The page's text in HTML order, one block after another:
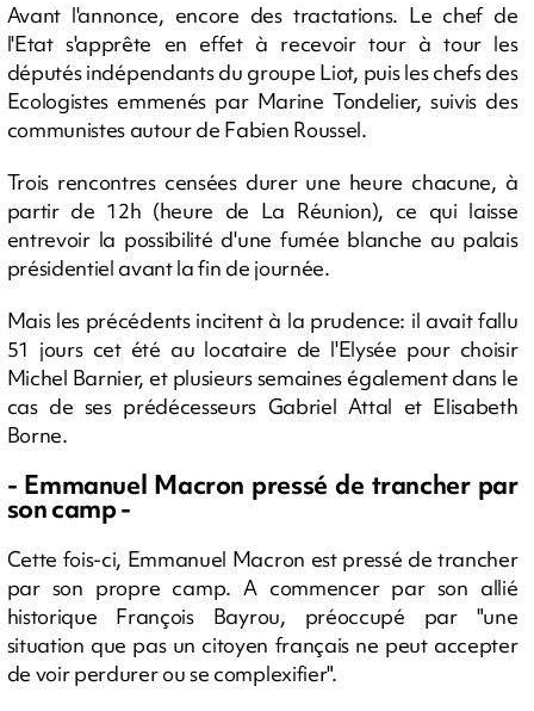
Avant l'annonce, encore des tractations. Le chef de
l'Etat s'apprête en effet à recevoir tour à tour les
députés indépendants du groupe Liot, puis les chefs des
Ecologistes emmenés par Marine Tondelier, suivis des
communistes autour de Fabien Roussel.
Trois rencontres censées durer une heure chacune, à
partir de 12h (heure de La Réunion), ce qui laisse
entrevoir la possibilité d'une fumée blanche au palais
présidentiel avant la fin de journée.
Mais les précédents incitent à la prudence: il avait fallu
51 jours cet été au locataire de l'Elysée pour choisir
Michel Barnier, et plusieurs semaines également dans le
cas de ses prédécesseurs Gabriel Attal et Elisabeth
Borne.
- Emmanuel Macron pressé de trancher par
son camp -
Cette fois-ci, Emmanuel Macron est pressé de trancher
par son propre camp. A commencer par son allié
historique François Bayrou, préoccupé par "une
situation que pas un citoyen français ne peut accepter
de voir perdurer ou se complexifier".